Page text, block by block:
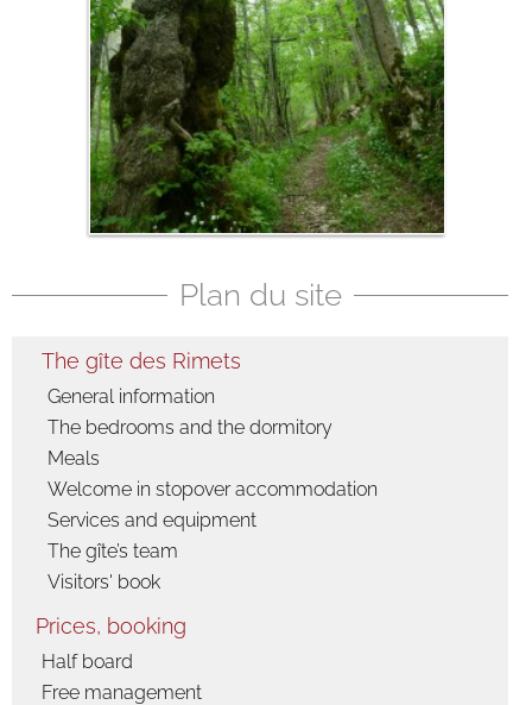
Plan du site
The gîte des Rimets
General information
The bedrooms and the dormitory
Meals
Welcome in stopover accommodation
Services and equipment
The gîte’s team
Visitors' book
Prices, booking
Half board
Free management